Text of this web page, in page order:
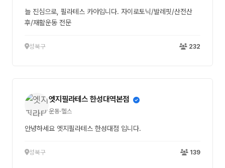
늘 진심으로, 필라테스 카야입니다. 자이로토닉/발레핏/산전산
후/재활운동 전문
성북구 232
엣지필라테스 한성대역본점
운동·헬스
안녕하세요 엣지필라테스 한성대점 입니다.
성북구 139